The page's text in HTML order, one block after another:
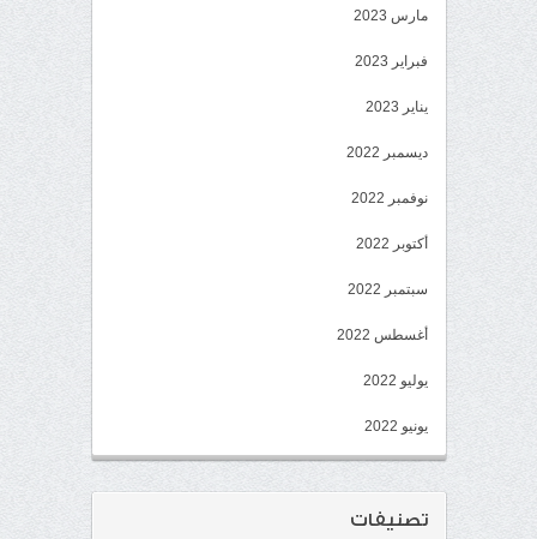
مارس 2023
فبراير 2023
يناير 2023
ديسمبر 2022
نوفمبر 2022
أكتوبر 2022
سبتمبر 2022
أغسطس 2022
يوليو 2022
يونيو 2022
تصنيفات